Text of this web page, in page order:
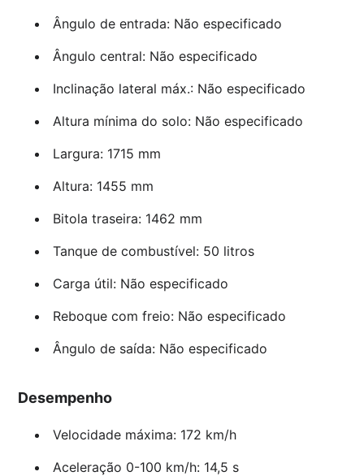
Ângulo de entrada: Não especificado
Ângulo central: Não especificado
Inclinação lateral máx.: Não especificado
Altura mínima do solo: Não especificado
Largura: 1715 mm
Altura: 1455 mm
Bitola traseira: 1462 mm
Tanque de combustível: 50 litros
Carga útil: Não especificado
Reboque com freio: Não especificado
Ângulo de saída: Não especificado
Desempenho
Velocidade máxima: 172 km/h
Aceleração 0-100 km/h: 14,5 s